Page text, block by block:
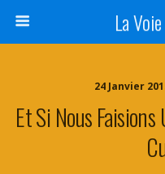
La
24 Janvier
Et Si Nous